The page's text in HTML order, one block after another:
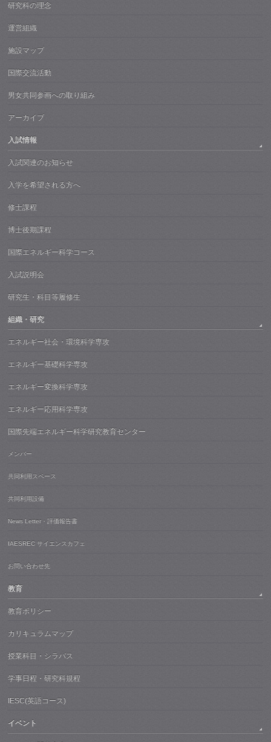
研究科の理念
運営組織
施設マップ
国際交流活動
男女共同参画への取り組み
アーカイブ
入試情報
入試関連のお知らせ
入学を希望される方へ
修士課程
博士後期課程
国際エネルギー科学コース
入試説明会
研究生・科目等履修生
組織・研究
エネルギー社会・環境科学専攻
エネルギー基礎科学専攻
エネルギー変換科学専攻
エネルギー応用科学専攻
国際先端エネルギー科学研究教育センター
メンバー
共同利用スペース
共同利用設備
News Letter・評価報告書
IAESREC サイエンスカフェ
お問い合わせ先
教育
教育ポリシー
カリキュラムマップ
授業科目・シラバス
学事日程・研究科規程
IESC(英語コース)
イベント